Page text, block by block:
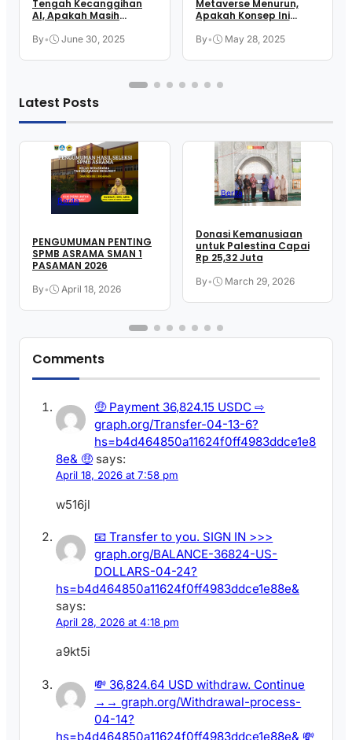
Tengah Kecanggihan
AI, Apakah Masih
By• June 30, 2025
Metaverse Menurun,
Apakah Konsep Ini
By• May 28, 2025
Latest Posts
Berita
PENGUMUMAN PENTING
SPMB ASRAMA SMAN 1
PASAMAN 2026
By• April 18, 2026
Berita
Donasi Kemanusiaan
untuk Palestina Capai
Rp 25,32 Juta
By• March 29, 2026
Comments
🤑 Payment 36,824.15 USDC ⇨
graph.org/Transfer-04-13-6?
hs=b4d464850a11624f0ff4983ddce1e8
8e& 🤑 says:
April 18, 2026 at 7:58 pm
w516jl
📧 Transfer to you. SIGN IN >>>
graph.org/BALANCE-36824-US-
DOLLARS-04-24?
hs=b4d464850a11624f0ff4983ddce1e88e&
says:
April 28, 2026 at 4:18 pm
a9kt5i
💸 36,824.64 USD withdraw. Continue
→→ graph.org/Withdrawal-process-
04-14?
hs=b4d464850a11624f0ff4983ddce1e88e& 💸